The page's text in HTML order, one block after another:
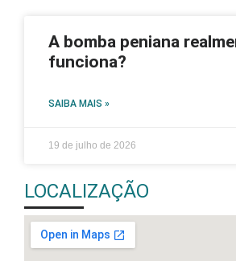
A bomba peniana
funciona?
SAIBA MAIS »
19 de julho de 2026
LOCALIZAÇÃO